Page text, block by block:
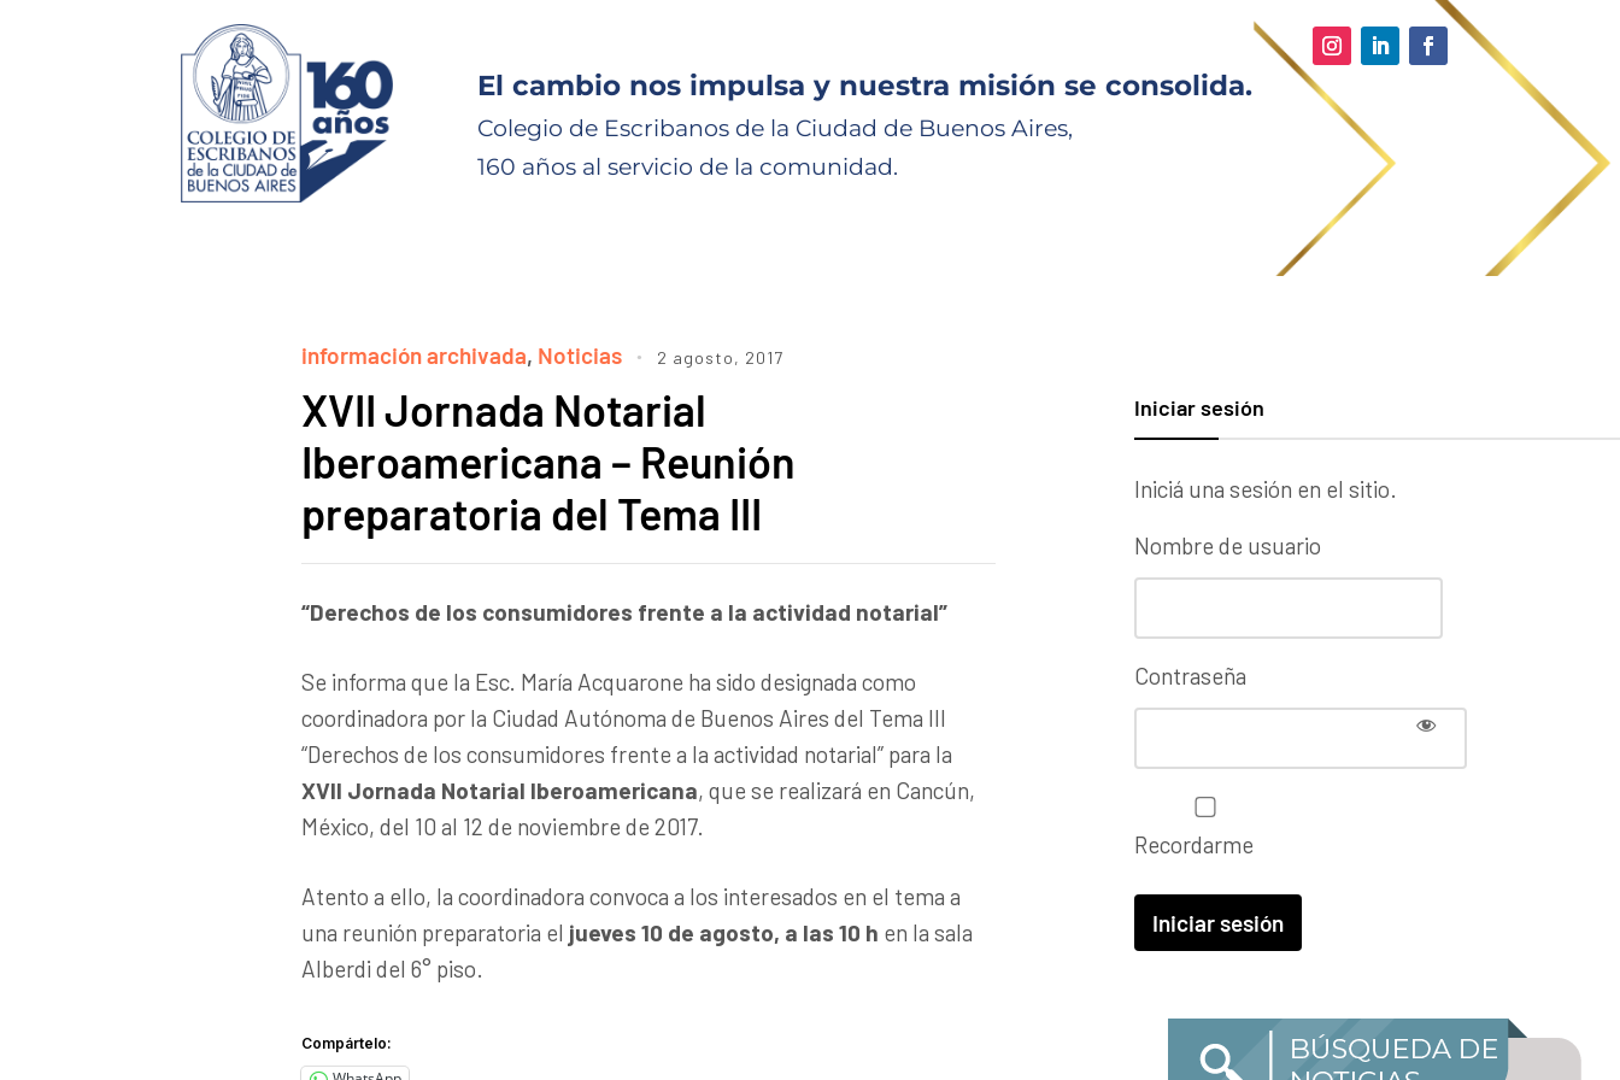
El cambio nos impulsa y nuestra misión se consolida.
Colegio de Escribanos de la Ciudad de Buenos Aires,
160 años al servicio de la comunidad.
información archivada, Noticias 2 agosto, 2017
XVII Jornada Notarial
Iberoamericana – Reunión
preparatoria del Tema III
“Derechos de los consumidores frente a la actividad notarial”
Se informa que la Esc. María Acquarone ha sido designada como
coordinadora por la Ciudad Autónoma de Buenos Aires del Tema III
“Derechos de los consumidores frente a la actividad notarial” para la
XVII Jornada Notarial Iberoamericana, que se realizará en Cancún,
México, del 10 al 12 de noviembre de 2017.
Atento a ello, la coordinadora convoca a los interesados en el tema a
una reunión preparatoria el jueves 10 de agosto, a las 10 h en la sala
Alberdi del 6° piso.
Compártelo:
Iniciar sesión
Iniciá una sesión en el sitio.
Nombre de usuario
Contraseña
Recordarme